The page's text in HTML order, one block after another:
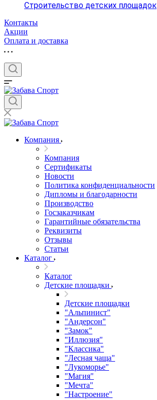
Строительство детских площадок
Контакты
Акции
Оплата и доставка
Компания
Компания
Сертификаты
Новости
Политика конфиденциальности
Дипломы и благодарности
Производство
Госзаказчикам
Гарантийные обязательства
Реквизиты
Отзывы
Статьи
Каталог
Каталог
Детские площадки
Детские площадки
"Альпинист"
"Андерсон"
"Замок"
"Иллюзия"
"Классика"
"Лесная чаща"
"Лукоморье"
"Магия"
"Мечта"
"Настроение"